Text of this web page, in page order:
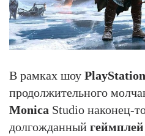
В рамках шоу PlayStation
продолжительного
Monica Studio наконец-
долгожданный